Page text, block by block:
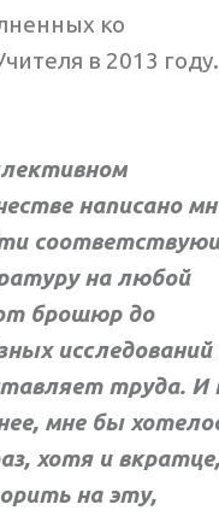
ко
в 2013 году.
написано
на любой
брошюр до
исследований
труда. И
мне бы
хотя и вкратце,
на эту,